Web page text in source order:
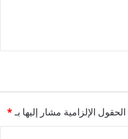
الحقول الإلزامية مشار إليها بـ*